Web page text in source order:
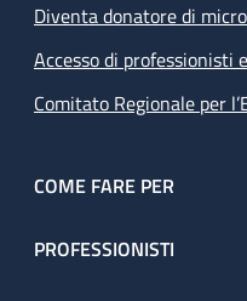
Diventa donatore di
Accesso di
Comitato Regionale per
COME FARE PER
PROFESSIONISTI